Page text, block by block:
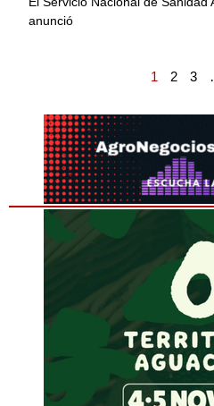
anunció
1 2 3